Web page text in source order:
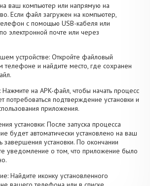
ваш компьютер или напрямую на
Если файл загружен на компьютер,
с помощью USB-кабеля или
электронной почте или через
устройстве: Откройте файловый
и найдите место, где сохранен
Нажмите на APK-файл, чтобы начать процесс
потребоваться подтверждение установки и
приложения.
установки: После запуска процесса
будет автоматически установлено на ваш
установки. По окончании
уведомление о том, что приложение было
Найдите иконку установленного